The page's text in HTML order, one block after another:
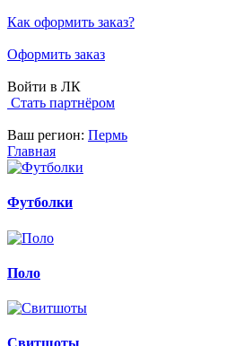
Как оформить заказ?
Оформить заказ
Войти в ЛК
Стать партнёром
Ваш регион: Пермь
Главная
Футболки
Поло